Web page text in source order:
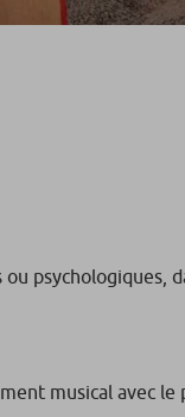
psychologiques,
musical avec le